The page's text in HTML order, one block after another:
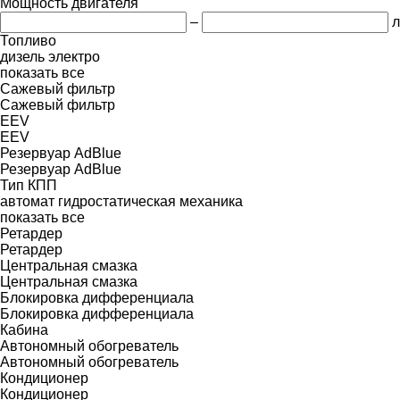
–
Топливо
дизель электро
показать все
Сажевый фильтр
Сажевый фильтр
EEV
EEV
Резервуар AdBlue
Резервуар AdBlue
Тип КПП
автомат гидростатическая механика
показать все
Ретардер
Ретардер
Центральная смазка
Центральная смазка
Блокировка дифференциала
Блокировка дифференциала
Кабина
Автономный обогреватель
Автономный обогреватель
Кондиционер
Кондиционер